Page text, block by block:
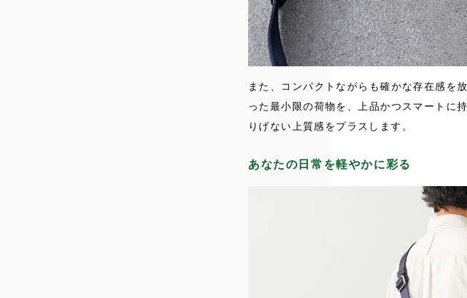
また、コンパクトながらも確かな存在感を
った最小限の荷物を、上品かつスマートに
りげない上質感をプラスします。
あなたの日常を軽やかに彩る